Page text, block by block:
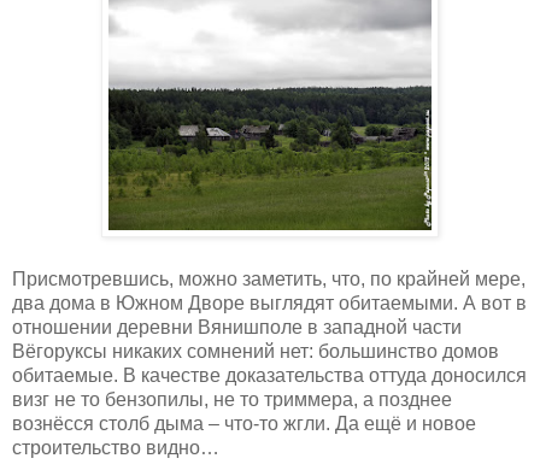
Присмотревшись, можно заметить, что, по крайней мере,
два дома в Южном Дворе выглядят обитаемыми. А вот в
отношении деревни Вянишполе в западной части
Вёгоруксы никаких сомнений нет: большинство домов
обитаемые. В качестве доказательства оттуда доносился
визг не то бензопилы, не то триммера, а позднее
вознёсся столб дыма – что-то жгли. Да ещё и новое
строительство видно…